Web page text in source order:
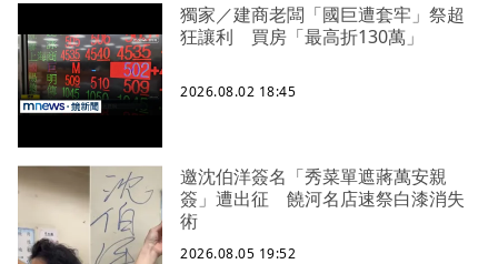
獨家／建商老闆「國巨遭套牢」祭超
狂讓利 買房「最高折130萬」
2026.08.02 18:45
邀沈伯洋簽名「秀菜單遮蔣萬安親
簽」遭出征 饒河名店速祭白漆消失
術
2026.08.05 19:52